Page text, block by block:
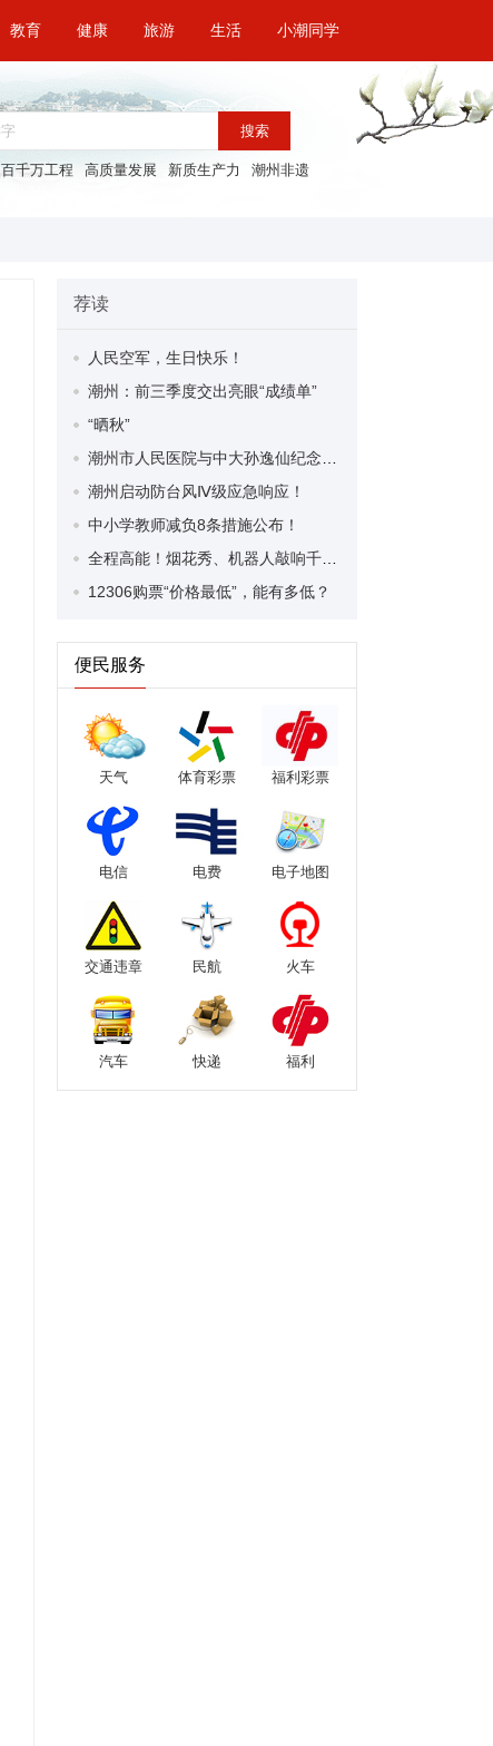
教育 健康 旅游 生活 小潮同学
搜索
百千万工程 高质量发展 新质生产力 潮州非遗
荐读
人民空军，生日快乐！
潮州：前三季度交出亮眼“成绩单”
“晒秋”
潮州启动防台风Ⅳ级应急响应！
中小学教师减负8条措施公布！
12306购票“价格最低”，能有多低？
便民服务
天气 体育彩票 福利彩票
电信 电费 电子地图
交通违章 民航 火车
汽车 快递 福利